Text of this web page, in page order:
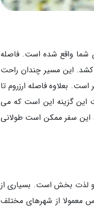
شما واقع شده است. فاصله
است و مدت زمان پرواز حدود 45 دقیقه طول می کشد. این مسیر چندان راحت
بعلاوه فاصله ارزروم تا
و 18 دقیقه زمان می برد. مزیت این گزینه این است که می
این سفر ممکن است طولانی
و لذت بخش است. بسیاری از
معمولا از شهرهای مختلف